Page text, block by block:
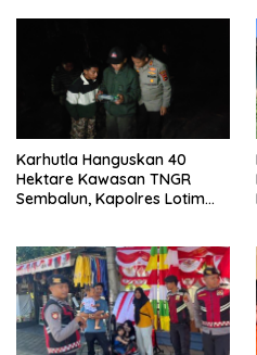
Karhutla Hanguskan 40
Hektare Kawasan TNGR
Sembalun, Kapolres Lotim